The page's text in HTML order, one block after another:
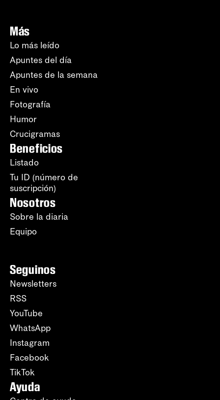
Más
Lo más leído
Apuntes del día
Apuntes de la semana
En vivo
Fotografía
Humor
Crucigramas
Beneficios
Listado
Tu ID (número de
suscripción)
Nosotros
Sobre la diaria
Equipo
Seguinos
Newsletters
RSS
YouTube
WhatsApp
Instagram
Facebook
TikTok
Ayuda